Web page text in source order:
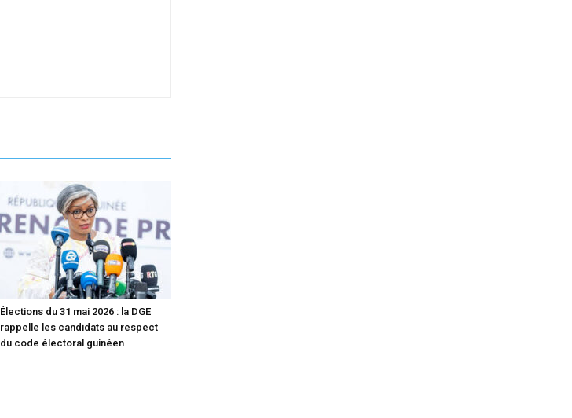
Élections du 31 mai 2026 : la DGE
rappelle les candidats au respect
du code électoral guinéen